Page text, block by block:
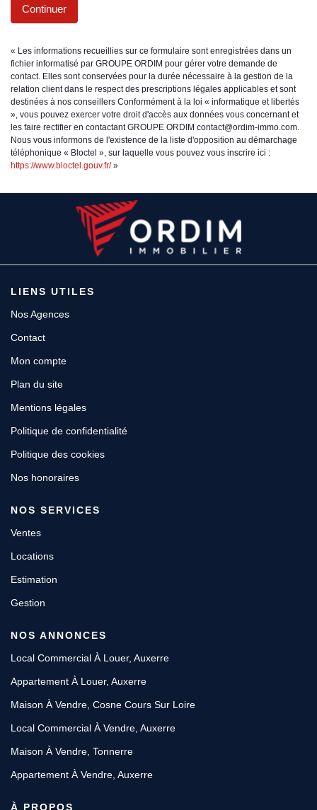
Continuer
« Les informations recueillies sur ce formulaire sont enregistrées dans un
fichier informatisé par GROUPE ORDIM pour gérer votre demande de
contact. Elles sont conservées pour la durée nécessaire à la gestion de la
relation client dans le respect des prescriptions légales applicables et sont
destinées à nos conseillers Conformément à la loi « informatique et libertés
», vous pouvez exercer votre droit d'accès aux données vous concernant et
les faire rectifier en contactant GROUPE ORDIM contact@ordim-immo.com.
Nous vous informons de l'existence de la liste d'opposition au démarchage
téléphonique « Bloctel », sur laquelle vous pouvez vous inscrire ici :
https://www.bloctel.gouv.fr/»
LIENS UTILES
Nos Agences
Contact
Mon compte
Plan du site
Mentions légales
Politique de confidentialité
Politique des cookies
Nos honoraires
NOS SERVICES
Ventes
Locations
Estimation
Gestion
NOS ANNONCES
Local Commercial À Louer, Auxerre
Appartement À Louer, Auxerre
Maison À Vendre, Cosne Cours Sur Loire
Local Commercial À Vendre, Auxerre
Maison À Vendre, Tonnerre
Appartement À Vendre, Auxerre
À PROPOS